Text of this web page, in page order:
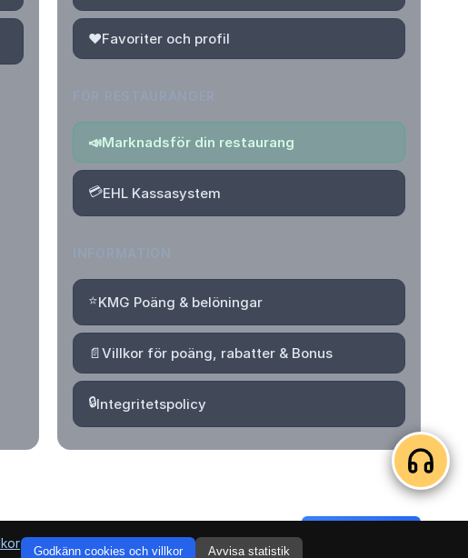
Godkänn cookies och villkor Avvisa statistik
❤️Favoriter och profil
📣Marknadsför din restaurang
💳EHL Kassasystem
⭐KMG Poäng & belöningar
📄Villkor för poäng, rabatter & Bonus
🔒Integritetspolicy